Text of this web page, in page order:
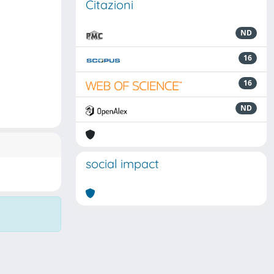
Citazioni
ND
16
16
ND
social impact